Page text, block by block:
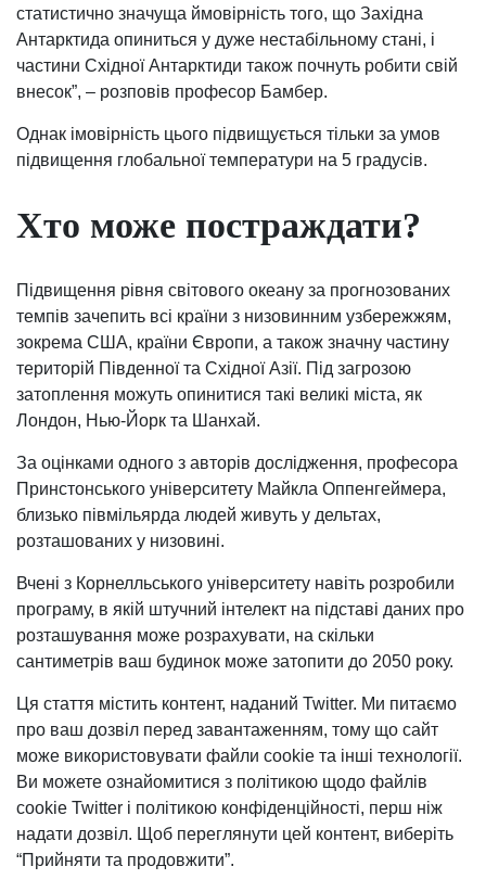
статистично значуща ймовірність того, що Західна
Антарктида опиниться у дуже нестабільному стані, і
частини Східної Антарктиди також почнуть робити свій
внесок”, – розповів професор Бамбер.
Однак імовірність цього підвищується тільки за умов
підвищення глобальної температури на 5 градусів.
Хто може постраждати?
Підвищення рівня світового океану за прогнозованих
темпів зачепить всі країни з низовинним узбережжям,
зокрема США, країни Європи, а також значну частину
територій Південної та Східної Азії. Під загрозою
затоплення можуть опинитися такі великі міста, як
Лондон, Нью-Йорк та Шанхай.
За оцінками одного з авторів дослідження, професора
Принстонського університету Майкла Оппенгеймера,
близько півмільярда людей живуть у дельтах,
розташованих у низовині.
Вчені з Корнелльського університету навіть розробили
програму, в якій штучний інтелект на підставі даних про
розташування може розрахувати, на скільки
сантиметрів ваш будинок може затопити до 2050 року.
Ця стаття містить контент, наданий Twitter. Ми питаємо
про ваш дозвіл перед завантаженням, тому що сайт
може використовувати файли cookie та інші технології.
Ви можете ознайомитися з політикою щодо файлів
cookie Twitter i політикою конфіденційності, перш ніж
надати дозвіл. Щоб переглянути цей контент, виберіть
“Прийняти та продовжити”.